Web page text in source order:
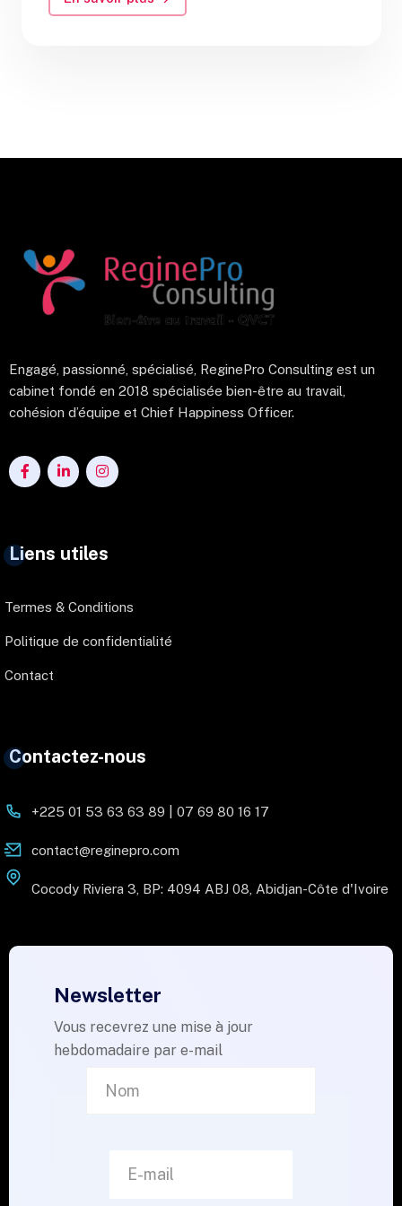
Engagé, passionné, spécialisé, ReginePro Consulting est un
cabinet fondé en 2018 spécialisée bien-être au travail,
cohésion d’équipe et Chief Happiness Officer.
Liens utiles
Termes & Conditions
Politique de confidentialité
Contact
Contactez-nous
+225 01 53 63 63 89 | 07 69 80 16 17
contact@reginepro.com
Cocody Riviera 3, BP: 4094 ABJ 08, Abidjan-Côte d'Ivoire
Newsletter
Vous recevrez une mise à jour
hebdomadaire par e-mail